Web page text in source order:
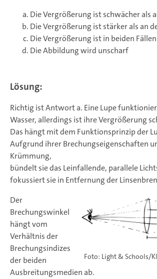
Die Vergrößerung ist schwächer als
Die Vergrößerung ist stärker als an
Die Vergrößerung ist in beiden
Die Abbildung wird unscharf
Lösung:
Richtig ist Antwort a. Eine Lupe
Wasser, allerdings ist ihre Vergrößerung
Das hängt mit dem Funktionsprinzip der
Aufgrund ihrer Brechungseigenschaften
Krümmung,
bündelt sie das Leinfallende, parallele
fokussiert sie in Entfernung der
Foto: Light & Schools/
Der
Brechungswinkel
hängt vom
Verhältnis der
Brechungsindizes
der beiden
Ausbreitungsmedien ab.